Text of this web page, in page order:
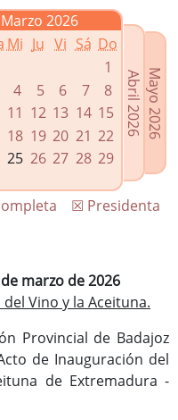
Marzo 2026
Mi Ju Vi Sá Do
1
4 5 6 7
8
11 12 13 14 15
18 19 20 21 22
25 26 27 28 29
Mayo 2026
Abril 2026
☒ Presidenta
marzo de 2026
del Vino y la Aceituna.
Provincial de Badajoz
de Inauguración del
de Extremadura -